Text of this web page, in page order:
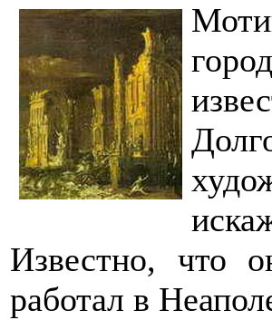
Известно, что
работал в